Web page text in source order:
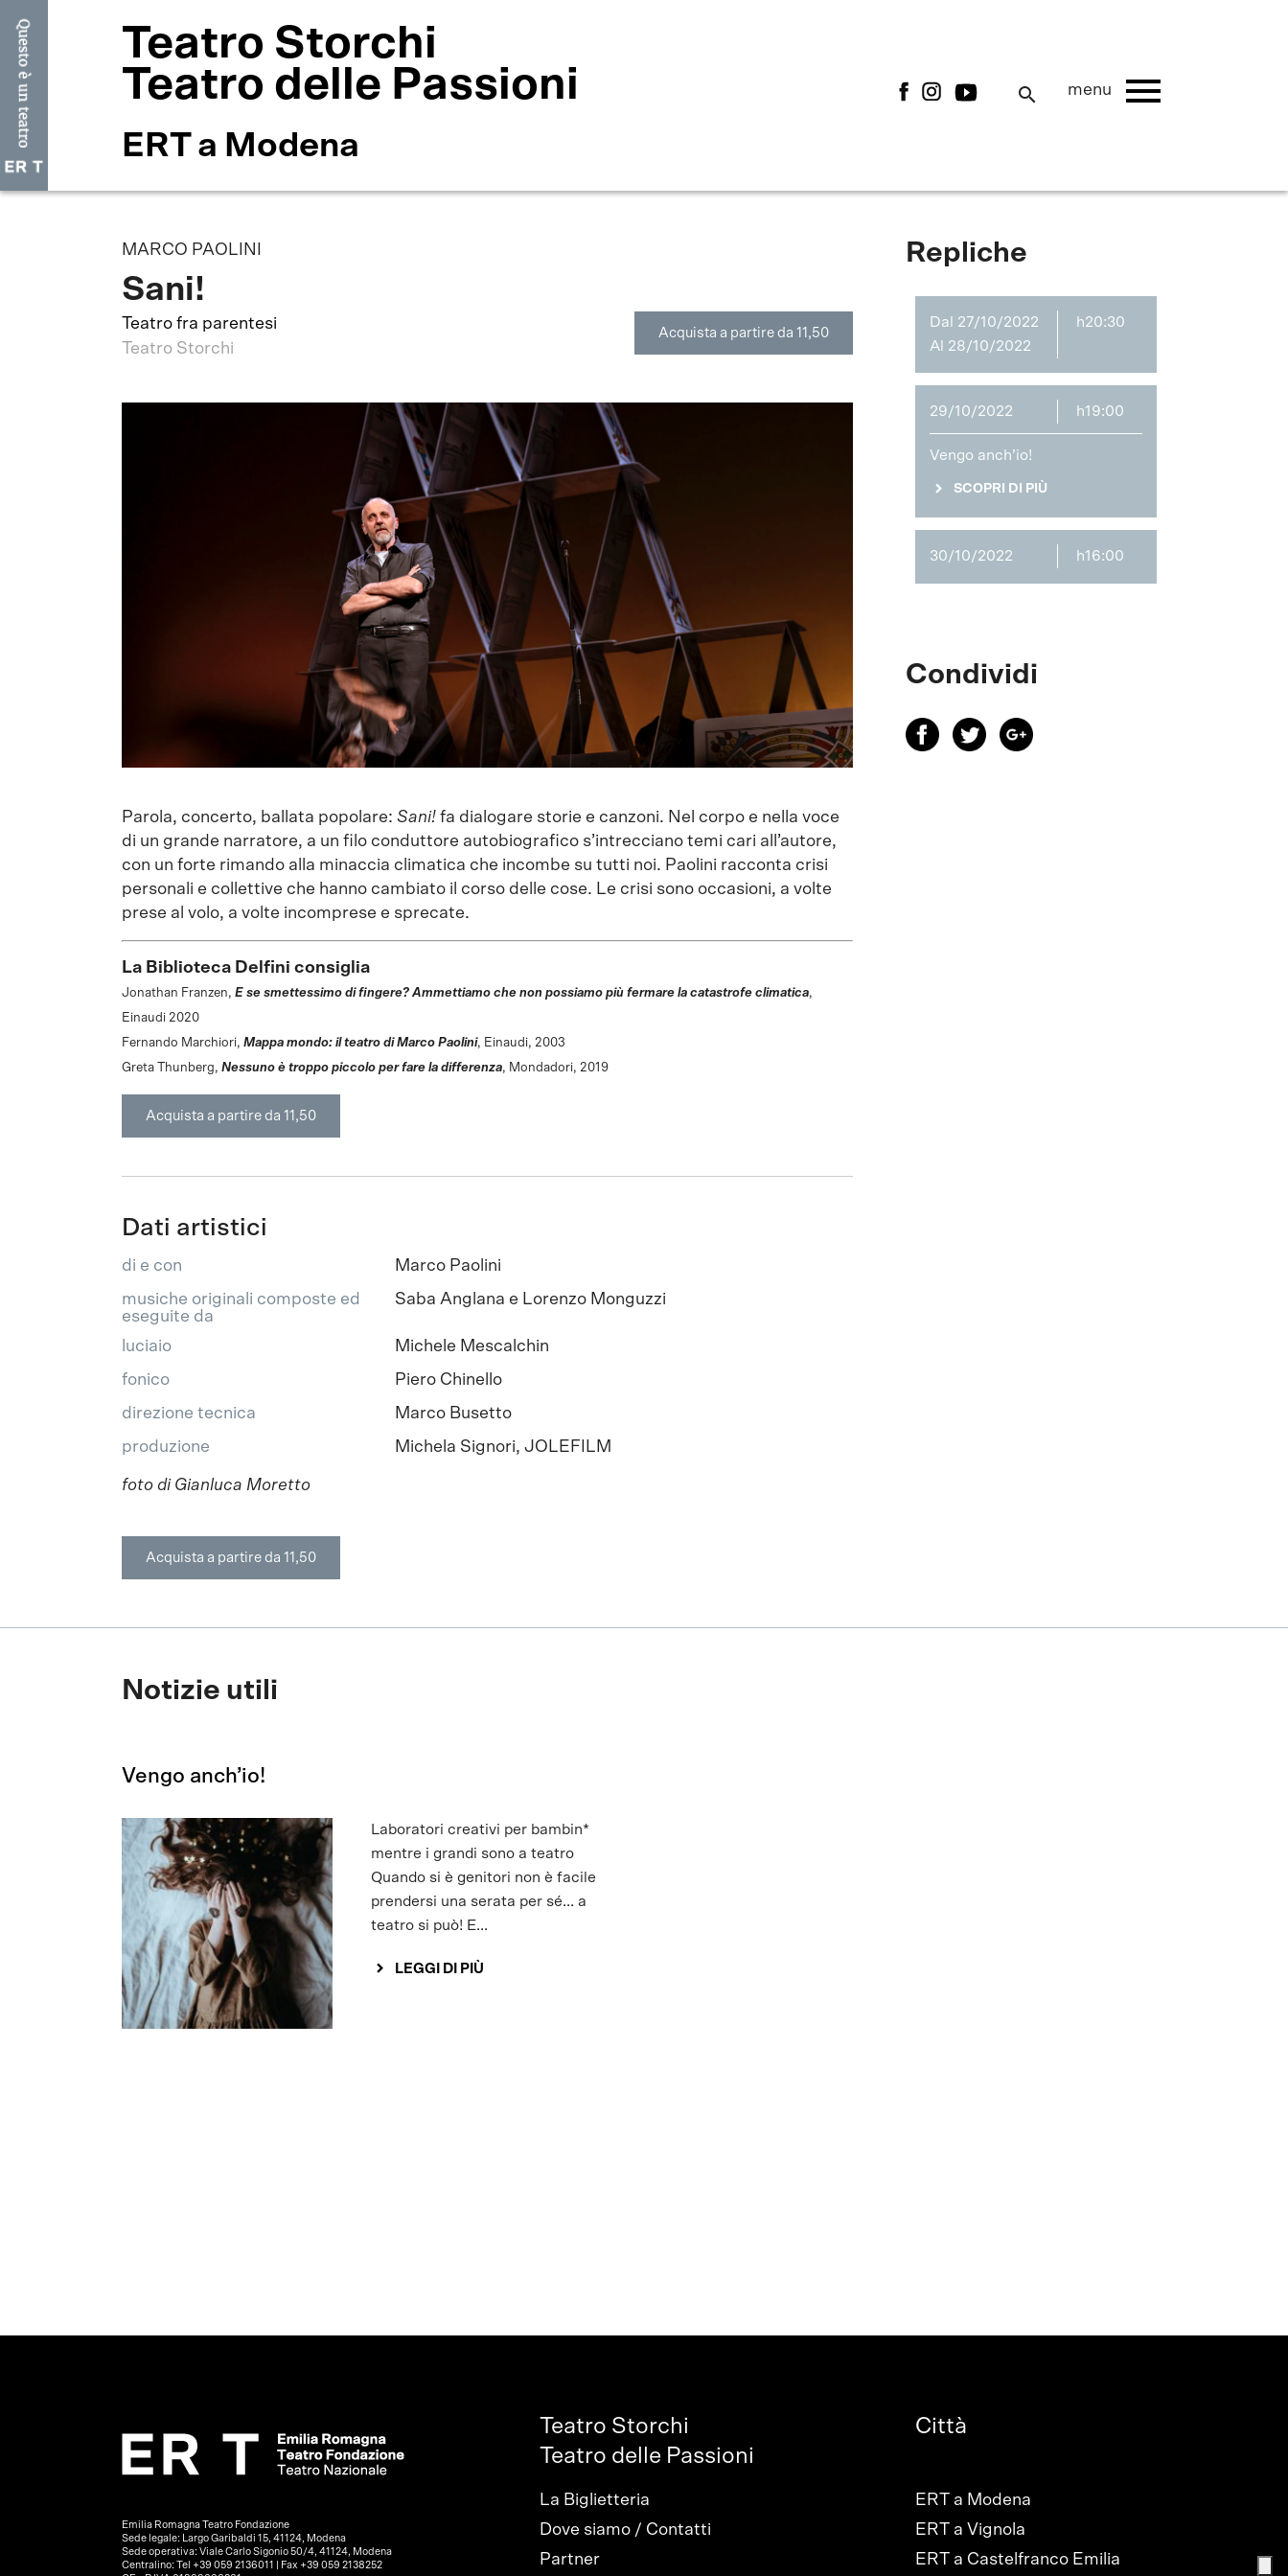
Teatro Storchi
Teatro delle Passioni
ERT a Modena
search menu menu
MARCO PAOLINI
Sani!
Teatro fra parentesi
Teatro Storchi
Acquista a partire da 11,50
Parola, concerto, ballata popolare: Sani! fa dialogare storie e canzoni. Nel corpo e nella voce
di un grande narratore, a un filo conduttore autobiografico s’intrecciano temi cari all’autore,
con un forte rimando alla minaccia climatica che incombe su tutti noi. Paolini racconta crisi
personali e collettive che hanno cambiato il corso delle cose. Le crisi sono occasioni, a volte
prese al volo, a volte incomprese e sprecate.
La Biblioteca Delfini consiglia
Jonathan Franzen, E se smettessimo di fingere? Ammettiamo che non possiamo più fermare la catastrofe climatica,
Einaudi 2020
Fernando Marchiori, Mappa mondo: il teatro di Marco Paolini, Einaudi, 2003
Greta Thunberg, Nessuno è troppo piccolo per fare la differenza, Mondadori, 2019
Acquista a partire da 11,50
Dati artistici
di e con
Marco Paolini
musiche originali composte ed
eseguite da
Saba Anglana e Lorenzo Monguzzi
luciaio
Michele Mescalchin
fonico
Piero Chinello
direzione tecnica
Marco Busetto
produzione
Michela Signori, JOLEFILM
foto di Gianluca Moretto
Acquista a partire da 11,50
Repliche
Dal 27/10/2022
Al 28/10/2022
h20:30
29/10/2022 h19:00
Vengo anch’io!
SCOPRI DI PIÙ
30/10/2022 h16:00
Condividi
Notizie utili
Vengo anch’io!
Laboratori creativi per bambin*
mentre i grandi sono a teatro
Quando si è genitori non è facile
prendersi una serata per sé... a
teatro si può! E...
LEGGI DI PIÙ
Emilia Romagna Teatro Fondazione
Sede legale: Largo Garibaldi 15, 41124, Modena
Sede operativa: Viale Carlo Sigonio 50/4, 41124, Modena
Centralino: Tel +39 059 2136011 | Fax +39 059 2138252
Teatro Storchi
Teatro delle Passioni
La Biglietteria
Dove siamo / Contatti
Partner
Città
ERT a Modena
ERT a Vignola
ERT a Castelfranco Emilia